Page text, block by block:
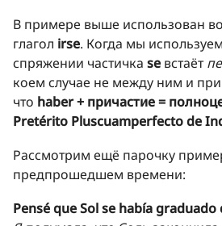
В примере выше использован
глагол irse. Когда мы
спряжении частичка se встаёт
коем случае не между ним и
что haber + причастие =
Pretérito Pluscuamperfecto de
Рассмотрим ещё парочку
предпрошедшем времени:
Pensé que Sol se había